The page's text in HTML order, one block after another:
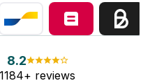
8.2
1184+ reviews